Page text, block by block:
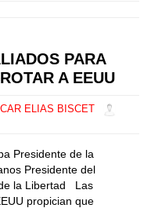
PARA
A EEUU
ELIAS BISCET
Presidente de la
Presidente del
la Libertad Las
propician que